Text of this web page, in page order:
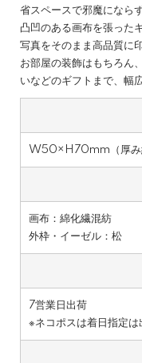
省スペースで邪魔になら
凸凹のある画布を張った
写真をそのまま高品質に
お部屋の装飾はもちろん
いなどのギフトまで、幅
W50×H70mm（厚み
画布：綿化繊混紡
外枠・イーゼル：松
7営業日出荷
※ネコポスは着日指定は